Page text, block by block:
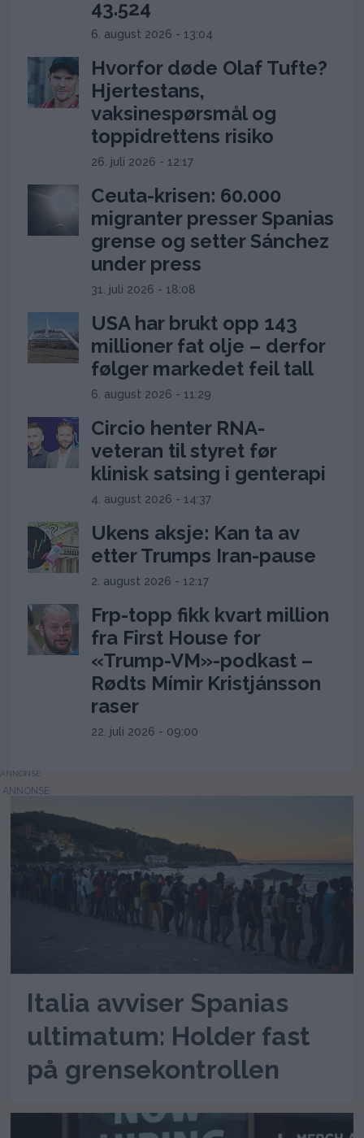
43.524
6. august 2026 - 13:04
Hvorfor døde Olaf Tufte?
Hjertestans,
vaksinespørsmål og
toppidrettens risiko
26. juli 2026 - 12:17
Ceuta-krisen: 60.000
migranter presser Spanias
grense og setter Sánchez
under press
31. juli 2026 - 18:08
USA har brukt opp 143
millioner fat olje – derfor
følger markedet feil tall
6. august 2026 - 11:29
Circio henter RNA-
veteran til styret før
klinisk satsing i genterapi
4. august 2026 - 14:37
Ukens aksje: Kan ta av
etter Trumps Iran-pause
2. august 2026 - 12:17
Frp-topp fikk kvart million
fra First House for
«Trump-VM»-podkast –
Rødts Mímir Kristjánsson
raser
22. juli 2026 - 09:00
ANNONSE
Italia avviser Spanias
ultimatum: Holder fast
på grensekontrollen